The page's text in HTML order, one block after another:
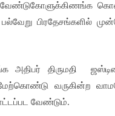
வேண்டுகோளுக்கிணங்க
பிரதேசங்களில்
திருமதி
வருகின்ற
வேண்டும்.